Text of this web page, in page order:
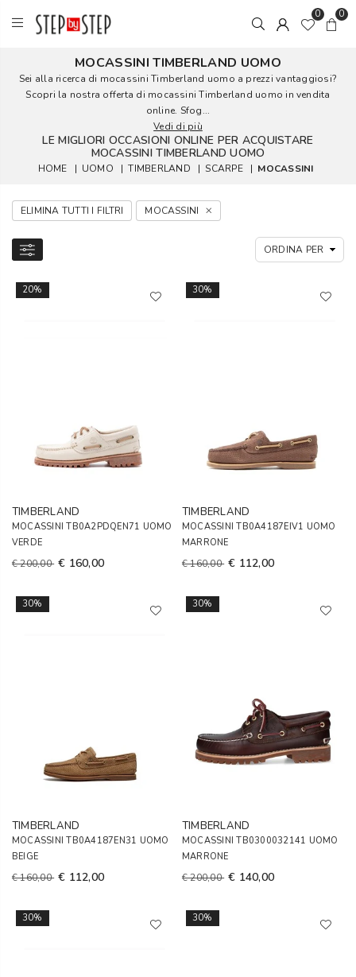
0 0
MOCASSINI TIMBERLAND UOMO
Sei alla ricerca di mocassini Timberland uomo a prezzi vantaggiosi?
Scopri la nostra offerta di mocassini Timberland uomo in vendita
online. Sfog...
Vedi di più
LE MIGLIORI OCCASIONI ONLINE PER ACQUISTARE
MOCASSINI TIMBERLAND UOMO
HOME | UOMO | TIMBERLAND | SCARPE | MOCASSINI
ELIMINA TUTTI I FILTRI MOCASSINI
20%
TIMBERLAND
MOCASSINI TB0A2PDQEN71 UOMO
VERDE
€ 200,00 € 160,00
30%
TIMBERLAND
MOCASSINI TB0A4187EIV1 UOMO
MARRONE
€ 160,00 € 112,00
30%
TIMBERLAND
MOCASSINI TB0A4187EN31 UOMO
BEIGE
€ 160,00 € 112,00
30%
TIMBERLAND
MOCASSINI TB0300032141 UOMO
MARRONE
€ 200,00 € 140,00
30% 30%